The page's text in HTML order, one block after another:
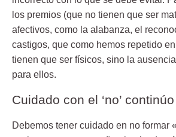
los premios (que no tienen que ser
afectivos, como la alabanza, el
castigos, que como hemos repetido
tienen que ser físicos, sino la
para ellos.
Cuidado con el ‘no’ continúo
Debemos tener cuidado en no formar